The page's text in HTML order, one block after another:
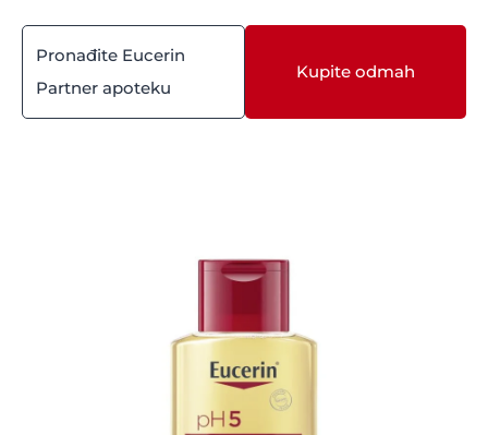
400 ml
Pronađite Eucerin
Partner apoteku
Kupite odmah